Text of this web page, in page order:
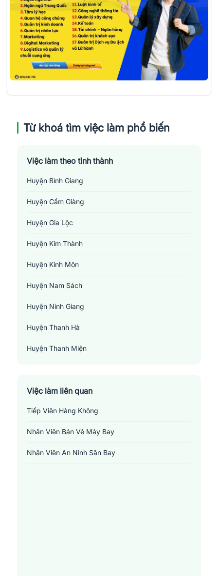
Từ khoá tìm việc làm phổ biến
Việc làm theo tỉnh thành
Huyện Bình Giang
Huyện Cẩm Giàng
Huyện Gia Lộc
Huyện Kim Thành
Huyện Kinh Môn
Huyện Nam Sách
Huyện Ninh Giang
Huyện Thanh Hà
Huyện Thanh Miện
Thành Phố Hải Dương
Thị Xã Chí Linh
Việc làm liên quan
Tiếp Viên Hàng Không
Nhân Viên Bán Vé Máy Bay
Nhân Viên An Ninh Sân Bay